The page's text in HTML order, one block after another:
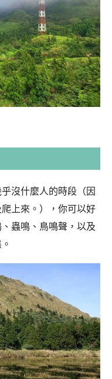
沒什麼人的時段（因
上來。），你可以好
蟲鳴、鳥鳴聲，以及